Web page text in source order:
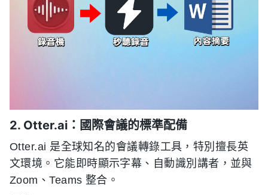
2. Otter.ai：國際會議的標準配備
Otter.ai 是全球知名的會議轉錄工具，特別擅長英
文環境。它能即時顯示字幕、自動識別講者，並與
Zoom、Teams 整合。